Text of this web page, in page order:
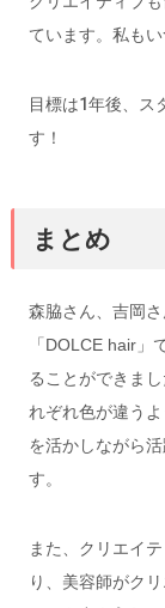
ています。私も
目標は1年後、ス
す！
まとめ
森脇さん、吉岡
「DOLCE hair」
ることができま
れぞれ色が違う
を活かしながら活
す。
また、クリエイ
り、美容師がク